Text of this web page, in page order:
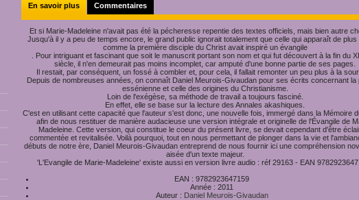
En savoir plus Commentaires
Et si Marie-Madeleine n'avait pas été la pécheresse repentie des textes officiels, mais bien autre
Jusqu'à il y a peu de temps encore, le grand public ignorait totalement que celle qui apparaît de plus
comme la première disciple du Christ avait inspiré un évangile
. Pour intriguant et fascinant que soit le manuscrit portant son nom et qui fut découvert à la fin du
siècle, il n'en demeurait pas moins incomplet, car amputé d'une bonne partie de ses pages.
Il restait, par conséquent, un fossé à combler et, pour cela, il fallait remonter un peu plus à la
Depuis de nombreuses années, on connaît Daniel Meurois-Givaudan pour ses écrits concernant la
essénienne et celle des origines du Christianisme.
Loin de l'exégèse, sa méthode de travail a toujours fasciné.
En effet, elle se base sur la lecture des Annales akashiques.
C'est en utilisant cette capacité que l'auteur s'est donc, une nouvelle fois, immergé dans la Mémoire
afin de nous restituer de manière audacieuse une version intégrale et originelle de l'Évangile de
Madeleine. Cette version, qui constitue le coeur du présent livre, se devait cependant d'être
commentée et revitalisée. Voilà pourquoi, tout en nous permettant de plonger dans la vie et
débuts de notre ère, Daniel Meurois-Givaudan entreprend de nous fournir ici une compréhension
aisée d'un texte majeur.
'L'Evangile de Marie-Madeleine' existe aussi en version livre audio : réf 29163 - EAN
EAN : 9782923647159
Année : 2011
Auteur : Daniel Meurois-Givaudan